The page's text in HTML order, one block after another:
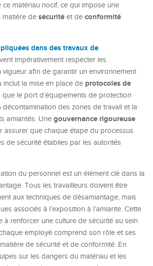
matériau nocif, ce qui impose une
matière de sécurité et de conformité
dans des travaux de
impérativement respecter les
vigueur afin de garantir un environnement
inclut la mise en place de protocoles de
que le port d’équipements de protection
décontamination des zones de travail et la
amiantés. Une gouvernance rigoureuse
assurer que chaque étape du processus
de sécurité établies par les autorités
du personnel est un élément clé dans la
Tous les travailleurs doivent être
aux techniques de désamiantage, mais
associés à l’exposition à l’amiante. Cette
à renforcer une culture de sécurité au sein
employé comprend son rôle et ses
de sécurité et de conformité. En
sur les dangers du matériau et les